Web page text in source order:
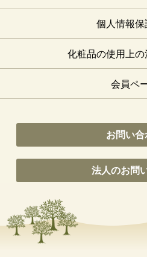
個人情報保
化粧品の使用上の
会員ペ
お問い合
法人のお問